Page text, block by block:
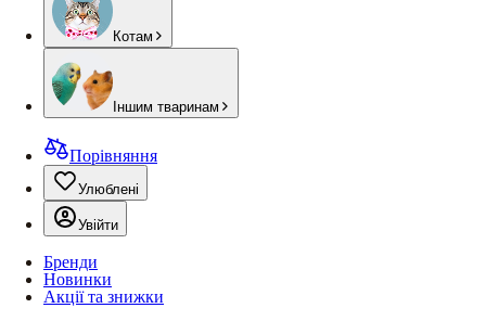
Котам
Іншим тваринам
Порівняння
Улюблені
Увійти
Бренди
Новинки
Акції та знижки